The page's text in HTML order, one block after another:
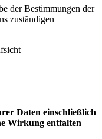
der Bestimmungen der
zuständigen
Daten einschließlich
Wirkung entfalten